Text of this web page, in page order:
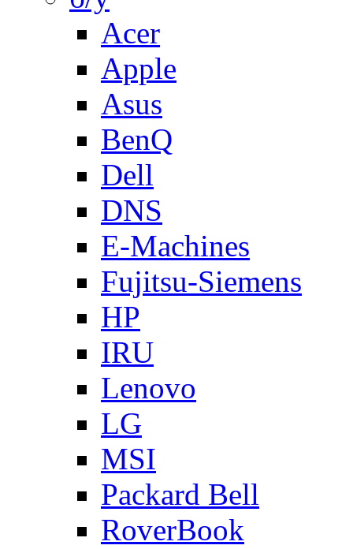
Acer
Apple
Asus
BenQ
Dell
DNS
E-Machines
Fujitsu-Siemens
HP
IRU
Lenovo
LG
MSI
Packard Bell
RoverBook